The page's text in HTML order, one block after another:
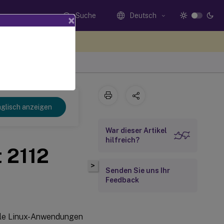
Suche Deutsch
anzeigen
Linux-Anwendungen
>
War dieser Artikel
hilfreich?
Senden Sie uns Ihr
Feedback
×